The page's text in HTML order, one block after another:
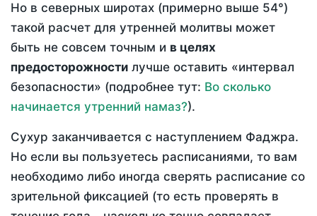
Но в северных широтах (примерно выше 54°)
такой расчет для утренней молитвы может
быть не совсем точным и в целях
предосторожности лучше оставить «интервал
безопасности» (подробнее тут: Во сколько
начинается утренний намаз?).
Сухур заканчивается с наступлением Фаджра.
Но если вы пользуетесь расписаниями, то вам
необходимо либо иногда сверять расписание со
зрительной фиксацией (то есть проверять в